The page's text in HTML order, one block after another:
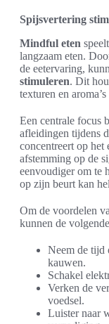
Spijsvertering
Mindful eten
langzaam eten.
de eetervaring,
stimuleren. Dit
texturen en
Een centrale focus
afleidingen tijdens
concentreert op het
afstemming op de
eenvoudiger om te
op zijn beurt kan
Om de voordelen
kunnen de
Neem de tijd
kauwen.
Schakel
Verken de
voedsel.
Luister naar